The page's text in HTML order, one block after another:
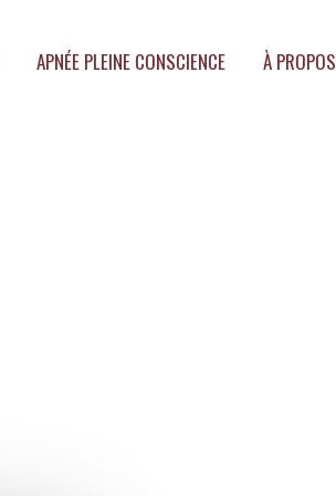
APNÉE PLEINE CONSCIENCE À PROPOS